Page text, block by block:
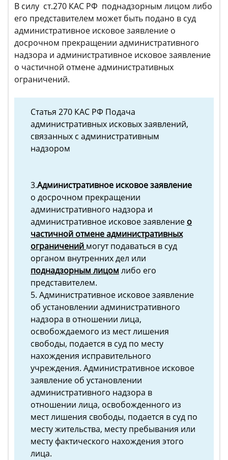
В силу ст.270 КАС РФ поднадзорным лицом либо
его представителем может быть подано в суд
административное исковое заявление о
досрочном прекращении административного
надзора и административное исковое заявление
о частичной отмене административных
ограничений.
Статья 270 КАС РФ Подача
административных исковых заявлений,
связанных с административным
надзором
3.Административное исковое заявление
о досрочном прекращении
административного надзора и
административное исковое заявление о
частичной отмене административных
ограничений могут подаваться в суд
органом внутренних дел или
поднадзорным лицом либо его
представителем.
5. Административное исковое заявление
об установлении административного
надзора в отношении лица,
освобождаемого из мест лишения
свободы, подается в суд по месту
нахождения исправительного
учреждения. Административное исковое
заявление об установлении
административного надзора в
отношении лица, освобожденного из
мест лишения свободы, подается в суд по
месту жительства, месту пребывания или
месту фактического нахождения этого
лица.